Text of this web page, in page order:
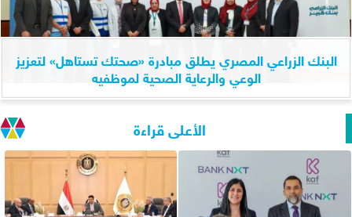
البنك الزراعي المصري يطلق مبادرة «صحتك تستاهل» لتعزيز
الوعي والرعاية الصحية لموظفيه
الأعلى قراءة